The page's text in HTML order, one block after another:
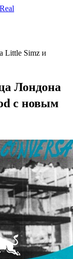
Little Simz и
Лондона
с новым